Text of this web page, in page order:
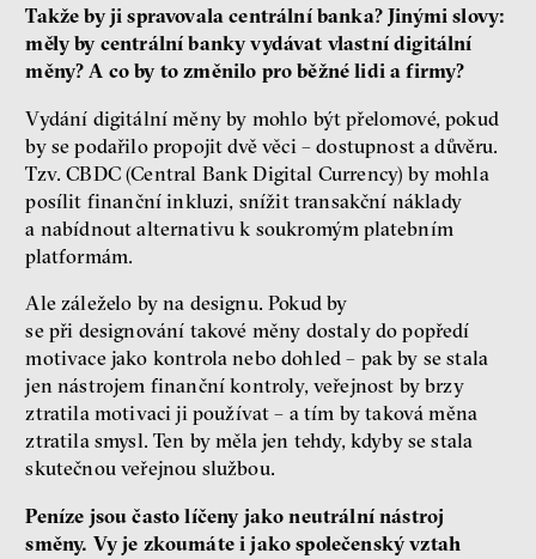
Takže by ji spravovala centrální banka? Jinými slovy:
měly by centrální banky vydávat vlastní digitální
měny? A co by to změnilo pro běžné lidi a firmy?
Vydání digitální měny by mohlo být přelomové, pokud
by se podařilo propojit dvě věci – dostupnost a důvěru.
Tzv. CBDC (Central Bank Digital Currency) by mohla
posílit finanční inkluzi, snížit transakční náklady
a nabídnout alternativu k soukromým platebním
platformám.
Ale záleželo by na designu. Pokud by
se při designování takové měny dostaly do popředí
motivace jako kontrola nebo dohled – pak by se stala
jen nástrojem finanční kontroly, veřejnost by brzy
ztratila motivaci ji používat – a tím by taková měna
ztratila smysl. Ten by měla jen tehdy, kdyby se stala
skutečnou veřejnou službou.
Peníze jsou často líčeny jako neutrální nástroj
směny. Vy je zkoumáte i jako společenský vztah